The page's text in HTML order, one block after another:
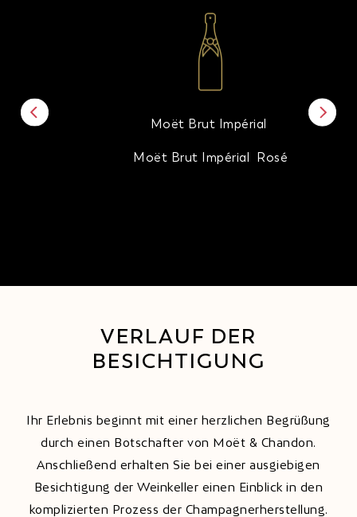
Moët Brut Impérial
Moët Brut Impérial Rosé
VERLAUF DER
BESICHTIGUNG
Ihr Erlebnis beginnt mit einer herzlichen Begrüßung
durch einen Botschafter von Moët & Chandon.
Anschließend erhalten Sie bei einer ausgiebigen
Besichtigung der Weinkeller einen Einblick in den
komplizierten Prozess der Champagnerherstellung.